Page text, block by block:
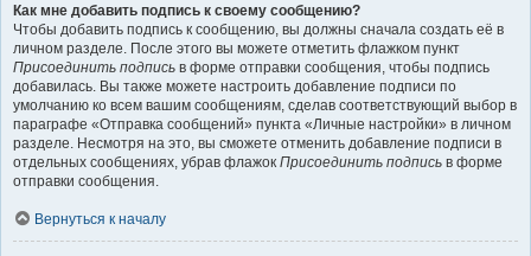
Как мне добавить подпись к своему сообщению?
Чтобы добавить подпись к сообщению, вы должны сначала создать её в
личном разделе. После этого вы можете отметить флажком пункт
Присоединить подпись в форме отправки сообщения, чтобы подпись
добавилась. Вы также можете настроить добавление подписи по
умолчанию ко всем вашим сообщениям, сделав соответствующий выбор в
параграфе «Отправка сообщений» пункта «Личные настройки» в личном
разделе. Несмотря на это, вы сможете отменить добавление подписи в
отдельных сообщениях, убрав флажок Присоединить подпись в форме
отправки сообщения.
Вернуться к началу